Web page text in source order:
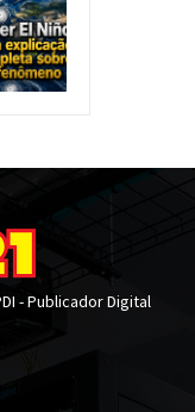
- Publicador Digital